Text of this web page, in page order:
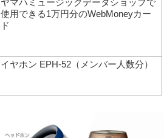
ヤマハミュージックデータショップで
使用できる1万円分のWebMoneyカー
ド
イヤホン EPH-52（メンバー人数分）